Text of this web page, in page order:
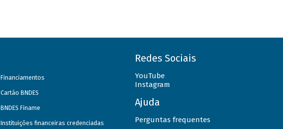
Financiamentos
Cartão BNDES
BNDES Finame
Instituições financeiras credenciadas
Redes Sociais
YouTube
Instagram
Ajuda
Perguntas frequentes